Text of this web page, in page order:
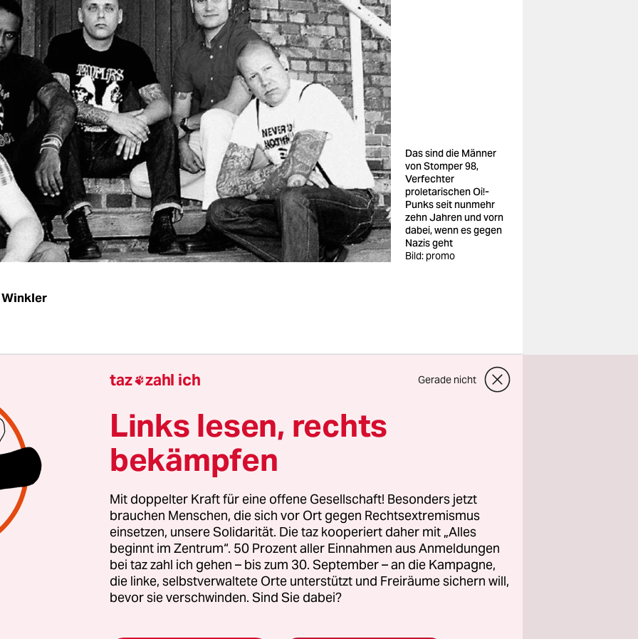
Das sind die Männer
von Stomper 98,
Verfechter
proletarischen Oi!-
Punks seit nunmehr
zehn Jahren und vorn
dabei, wenn es gegen
Nazis geht
Bild: promo
wieder ein Problem. Da ging es wieder los, das
das Erklären, das Richtigstellen. Vor ein paar Monaten, da
Walkenhorst ganz schön genervt. "Diese Scheiße", sagt
vielleicht an!"
taz zahl ich Gerade nicht
Links lesen, rechts
bekämpfen
Mit doppelter Kraft für eine offene Gesellschaft! Besonders jetzt
brauchen Menschen, die sich vor Ort gegen Rechtsextremismus
einsetzen, unsere Solidarität. Die taz kooperiert daher mit „Alles
beginnt im Zentrum“. 50 Prozent aller Einnahmen aus Anmeldungen
bei taz zahl ich gehen – bis zum 30. September – an die Kampagne,
die linke, selbstverwaltete Orte unterstützt und Freiräume sichern will,
bevor sie verschwinden. Sind Sie dabei?